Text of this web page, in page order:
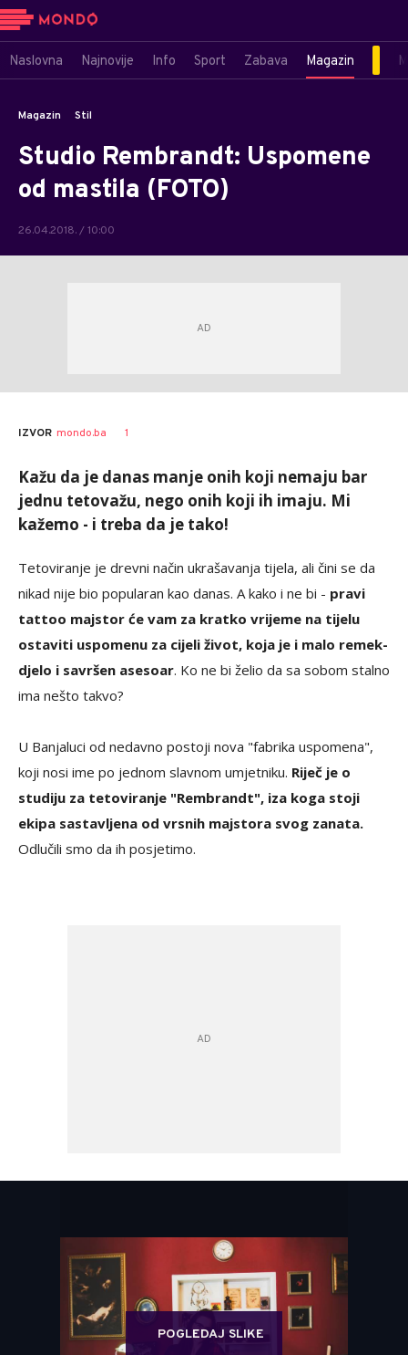
Naslovna Najnovije Info Sport Zabava Magazin
Magazin Stil
Studio Rembrandt: Uspomene
od mastila (FOTO)
26.04.2018. / 10:00
AUTOR Kerkez
IZVOR mondo.ba 1
Kažu da je danas manje onih koji nemaju bar
jednu tetovažu, nego onih koji ih imaju. Mi
kažemo - i treba da je tako!
Tetoviranje je drevni način ukrašavanja tijela, ali čini se da
nikad nije bio popularan kao danas. A kako i ne bi - pravi
tattoo majstor će vam za kratko vrijeme na tijelu
ostaviti uspomenu za cijeli život, koja je i malo remek-
djelo i savršen asesoar. Ko ne bi želio da sa sobom stalno
ima nešto takvo?
U Banjaluci od nedavno postoji nova "fabrika uspomena",
koji nosi ime po jednom slavnom umjetniku. Riječ je o
studiju za tetoviranje "Rembrandt", iza koga stoji
ekipa sastavljena od vrsnih majstora svog zanata.
Odlučili smo da ih posjetimo.
POGLEDAJ SLIKE